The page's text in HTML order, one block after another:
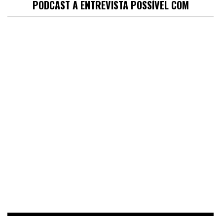
PODCAST A ENTREVISTA POSSÍVEL COM